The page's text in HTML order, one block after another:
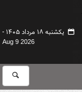
یکشنبه ۱۸ مرداد ۱۴۰۵ -
Aug 9 2026